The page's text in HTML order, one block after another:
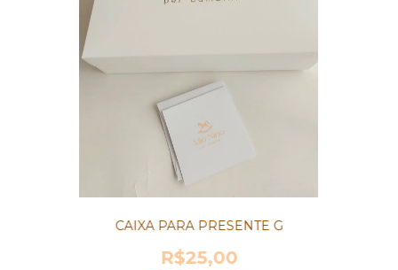
CAIXA PARA PRESENTE G
R$25,00